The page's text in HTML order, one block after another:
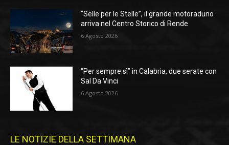
“Selle per le Stelle”, il grande motoraduno
arriva nel Centro Storico di Rende
6 Agosto 2026
“Per sempre sì” in Calabria, due serate con
Sal Da Vinci
6 Agosto 2026
LE NOTIZIE DELLA SETTIMANA